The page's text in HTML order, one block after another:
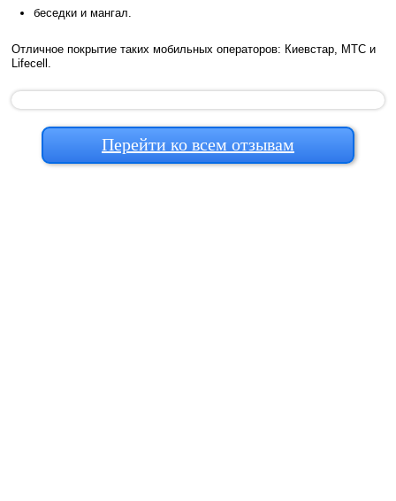
беседки и мангал.
Отличное покрытие таких мобильных операторов: Киевстар, МТС и
Lifecell.
Перейти ко всем отзывам